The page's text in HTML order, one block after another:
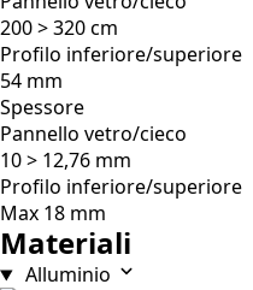
200 > 320 cm
Profilo inferiore/superiore
54 mm
Spessore
Pannello vetro/cieco
10 > 12,76 mm
Profilo inferiore/superiore
Max 18 mm
Materiali
Alluminio